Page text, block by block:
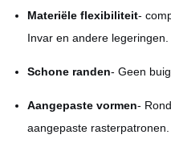
Materiële flexibiliteit-
Invar en andere legeringen.
Schone randen- Geen
Aangepaste vormen-
aangepaste rasterpatronen.